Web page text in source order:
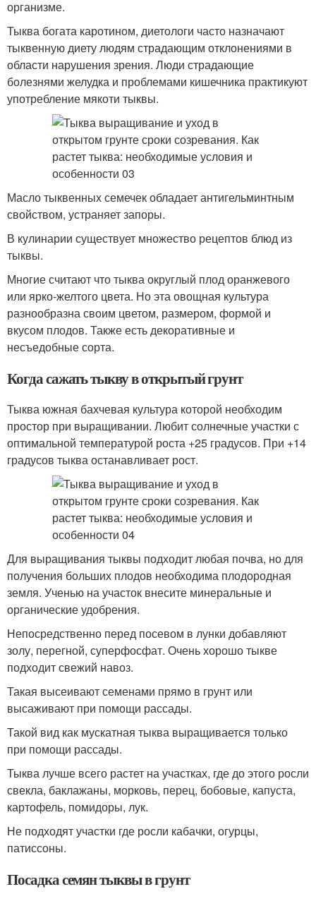
организме.
Тыква богата каротином, диетологи часто назначают
тыквенную диету людям страдающим отклонениями в
области нарушения зрения. Люди страдающие
болезнями желудка и проблемами кишечника практикуют
употребление мякоти тыквы.
Масло тыквенных семечек обладает антигельминтным
свойством, устраняет запоры.
В кулинарии существует множество рецептов блюд из
тыквы.
Многие считают что тыква округлый плод оранжевого
или ярко-желтого цвета. Но эта овощная культура
разнообразна своим цветом, размером, формой и
вкусом плодов. Также есть декоративные и
несъедобные сорта.
Когда сажать тыкву в открытый грунт
Тыква южная бахчевая культура которой необходим
простор при выращивании. Любит солнечные участки с
оптимальной температурой роста +25 градусов. При +14
градусов тыква останавливает рост.
Для выращивания тыквы подходит любая почва, но для
получения больших плодов необходима плодородная
земля. Ученью на участок внесите минеральные и
органические удобрения.
Непосредственно перед посевом в лунки добавляют
золу, перегной, суперфосфат. Очень хорошо тыкве
подходит свежий навоз.
Такая высеивают семенами прямо в грунт или
высаживают при помощи рассады.
Такой вид как мускатная тыква выращивается только
при помощи рассады.
Тыква лучше всего растет на участках, где до этого росли
свекла, баклажаны, морковь, перец, бобовые, капуста,
картофель, помидоры, лук.
Не подходят участки где росли кабачки, огурцы,
патиссоны.
Посадка семян тыквы в грунт